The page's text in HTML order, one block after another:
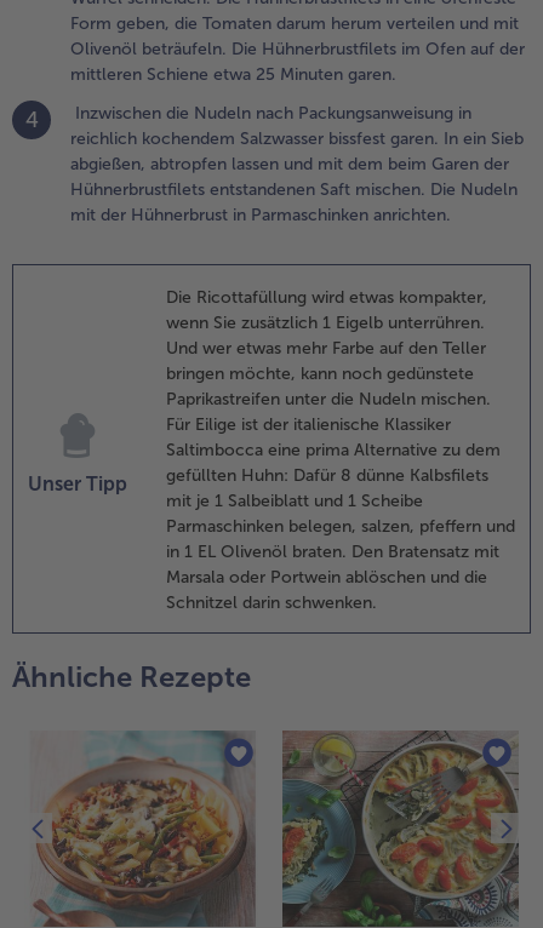
Ofen auf der
etwa 25
die
nach
der
Saft
Die
Form geben, die Tomaten darum herum verteilen und mit
Olivenöl beträufeln. Die Hühnerbrustfilets im Ofen auf der
mittleren Schiene etwa 25 Minuten garen.
4
Inzwischen die Nudeln nach Packungsanweisung in
reichlich kochendem Salzwasser bissfest garen. In ein Sieb
abgießen, abtropfen lassen und mit dem beim Garen der
Hühnerbrustfilets entstandenen Saft mischen. Die Nudeln
mit der Hühnerbrust in Parmaschinken anrichten.
Unser Tipp
Die Ricottafüllung wird etwas kompakter,
wenn Sie zusätzlich 1 Eigelb unterrühren.
Und wer etwas mehr Farbe auf den Teller
bringen möchte, kann noch gedünstete
Paprikastreifen unter die Nudeln mischen.
Für Eilige ist der italienische Klassiker
Saltimbocca eine prima Alternative zu dem
gefüllten Huhn: Dafür 8 dünne Kalbsfilets
mit je 1 Salbeiblatt und 1 Scheibe
Parmaschinken belegen, salzen, pfeffern und
in 1 EL Olivenöl braten. Den Bratensatz mit
Marsala oder Portwein ablöschen und die
Schnitzel darin schwenken.
Ähnliche Rezepte